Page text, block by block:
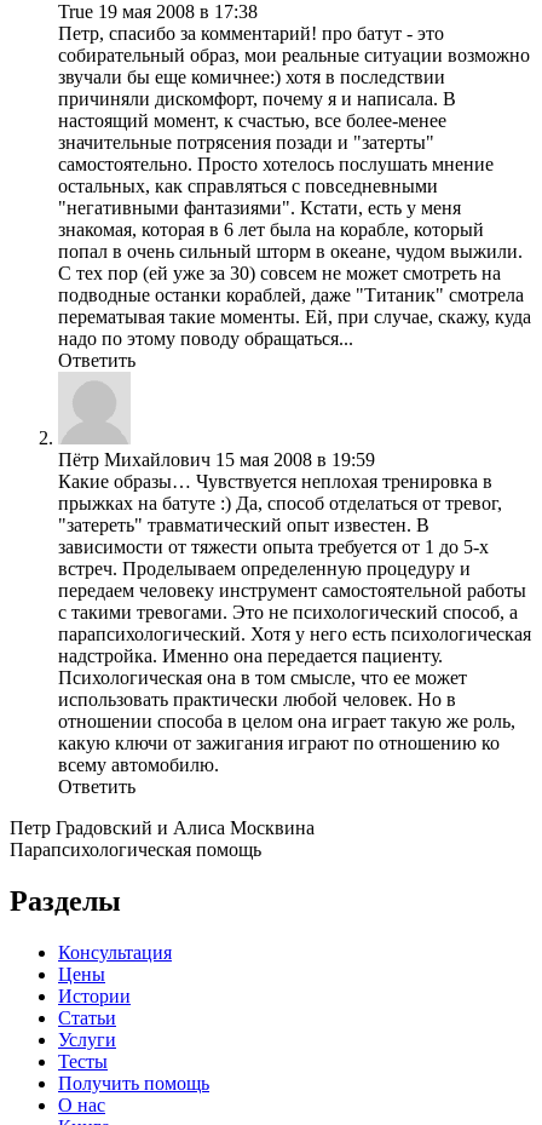
True 19 мая 2008 в 17:38
Петр, спасибо за комментарий! про батут - это
собирательный образ, мои реальные ситуации возможно
звучали бы еще комичнее:) хотя в последствии
причиняли дискомфорт, почему я и написала. В
настоящий момент, к счастью, все более-менее
значительные потрясения позади и "затерты"
самостоятельно. Просто хотелось послушать мнение
остальных, как справляться с повседневными
"негативными фантазиями". Кстати, есть у меня
знакомая, которая в 6 лет была на корабле, который
попал в очень сильный шторм в океане, чудом выжили.
С тех пор (ей уже за 30) совсем не может смотреть на
подводные останки кораблей, даже "Титаник" смотрела
перематывая такие моменты. Ей, при случае, скажу, куда
надо по этому поводу обращаться...
Ответить
Пётр Михайлович 15 мая 2008 в 19:59
Какие образы… Чувствуется неплохая тренировка в
прыжках на батуте :) Да, способ отделаться от тревог,
"затереть" травматический опыт известен. В
зависимости от тяжести опыта требуется от 1 до 5-х
встреч. Проделываем определенную процедуру и
передаем человеку инструмент самостоятельной работы
с такими тревогами. Это не психологический способ, а
парапсихологический. Хотя у него есть психологическая
надстройка. Именно она передается пациенту.
Психологическая она в том смысле, что ее может
использовать практически любой человек. Но в
отношении способа в целом она играет такую же роль,
какую ключи от зажигания играют по отношению ко
всему автомобилю.
Ответить
Петр Градовский и Алиса Москвина
Парапсихологическая помощь
Разделы
Консультация
Цены
Истории
Статьи
Услуги
Тесты
Получить помощь
О нас